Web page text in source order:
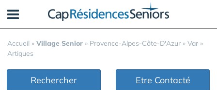
Accueil » Village Senior » Provence-Alpes-Côte-D'Azur » Var »
Artigues
Rechercher Etre Contacté